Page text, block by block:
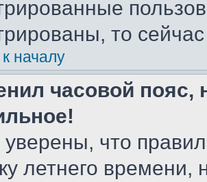
то
началу
часовой пояс,
что
летнего